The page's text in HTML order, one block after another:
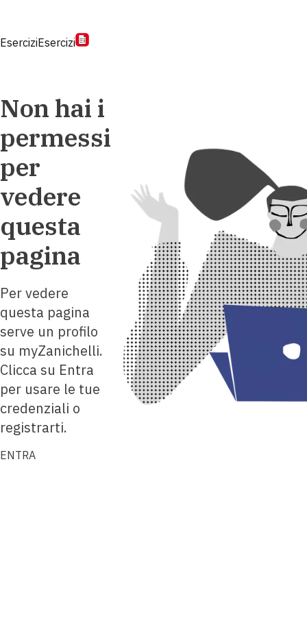
EserciziEsercizi
Non hai i
permessi
per
vedere
questa
pagina
Per vedere
questa pagina
serve un profilo
su myZanichelli.
Clicca su Entra
per usare le tue
credenziali o
registrarti.
ENTRA